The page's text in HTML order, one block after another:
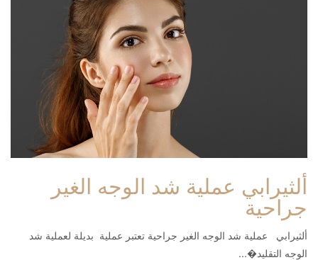
ألثيرابي عملية شد الوجه الغير
جراحية
ألثيرابي عملية شد الوجه الغير جراحية تعتبر عملية بديلة لعملية شد
الوجه التقليد�...